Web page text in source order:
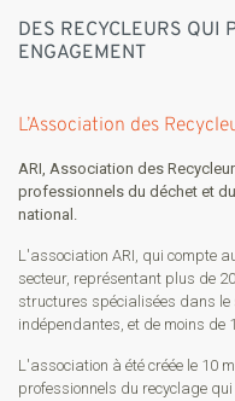
DES RECYCLEURS QUI
ENGAGEMENT
L’Association des
ARI, Association des
professionnels du déchet et
national.
L'association ARI, qui compte
secteur, représentant plus de
structures spécialisées dans
indépendantes, et de moins de
L'association à été créée le 10
professionnels du recyclage